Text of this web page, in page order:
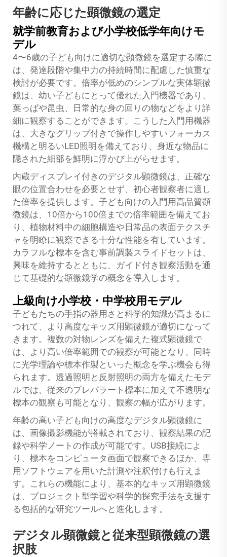
年齢に応じた顕微鏡の選定
就学前教育および小学校低学年向けモ
デル
4〜6歳の子ども向けに適切な顕微鏡を選定する際に
は、発達段階や集中力の持続時間に配慮した慎重な
検討が必要です。倍率が低めのシンプルな実体顕微
鏡は、幼い子どもにとって優れた入門機器であり、
葉っぱや昆虫、日常的な身の回りの物などをより詳
細に観察することができます。こうした入門用機器
は、大きなグリップ付きで操作しやすいフォーカス
機構と明るいLED照明を備えており、身近な物品に
隠された細部を鮮明に浮かび上がらせます。
内蔵ディスプレイ付きのデジタル顕微鏡は、正確な
眼の位置合わせを必要とせず、初心者観察者に適し
た倍率を提供します。子ども向けの入門用高品質顕
微鏡は、10倍から100倍までの倍率範囲を備えてお
り、植物材料中の細胞構造や日常品の表面テクスチ
ャを明瞭に観察できる十分な性能を有しています。
カラフルな標本を含む事前調製スライドセットは、
興味を維持するとともに、ガイド付き観察活動を通
じて基礎的な顕微鏡学の概念を導入します。
上級向け小学校・中学校用モデル
子どもたちの手指の器用さと科学的知識が高まるに
つれて、より高度なキッズ用顕微鏡が適切になって
きます。複数の対物レンズを備えた複式顕微鏡で
は、より高い倍率範囲での観察が可能となり、同時
に光学理論や標本作製といった概念を学ぶ機会も得
られます。透過照明と反射照明の両方を備えたモデ
ルでは、従来のプレパラート標本に加えて不透明な
標本の観察も可能となり、観察の幅が広がります。
年齢の高い子ども向けの高度なデジタル顕微鏡に
は、画像撮影機能が搭載されており、観察結果の記
録や科学ノートの作成が可能です。USB接続によ
り、標本をコンピュータ画面で観察できるほか、専
用ソフトウェアを用いた計測や注釈付けも行えま
す。これらの機能により、基本的なキッズ用顕微鏡
は、プロジェクト型学習や科学的探究手法を支援す
る包括的な研究ツールへと進化します。
デジタル顕微鏡と従来型顕微鏡の選
択肢